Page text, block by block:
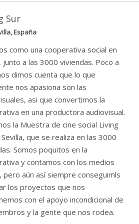
Sur
España
como una cooperativa social en
junto a las 3000 viviendas. Poco a
dimos cuenta que lo que
nos apasiona son las
asi que convertimos la
en una productora audiovisual.
la Muestra de cine social Living
Sevilla, que se realiza en las 3000
Somos poquitos en la
y contamos con los medios
pero aún así siempre conseguimls
los proyectos que nos
con el apoyo incondicional de
y la gente que nos rodea.